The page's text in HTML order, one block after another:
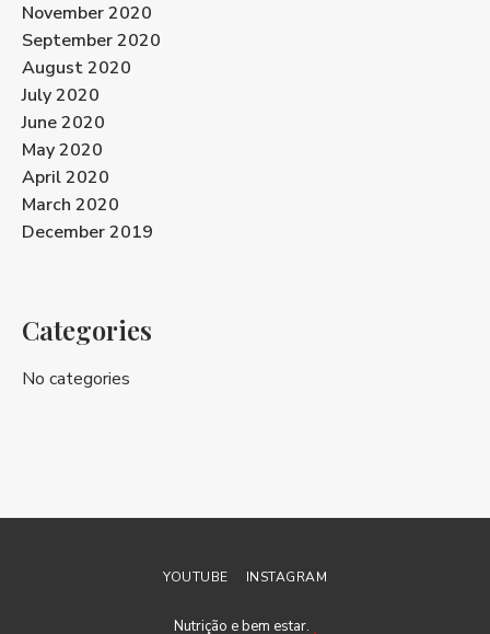
November 2020
September 2020
August 2020
July 2020
June 2020
May 2020
April 2020
March 2020
December 2019
Categories
No categories
YOUTUBE INSTAGRAM
Nutrição e bem estar.